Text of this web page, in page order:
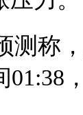
测称